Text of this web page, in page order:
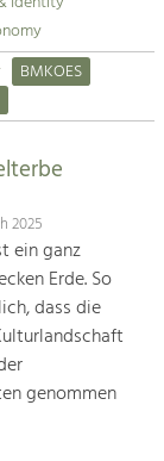
BMKOES
2025
ein ganz
Erde. So
dass die
genommen